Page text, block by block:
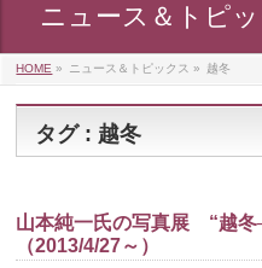
ニュース＆トピ
HOME » ニュース＆トピックス » 越冬
タグ : 越冬
山本純一氏の写真展 “越冬
（2013/4/27～）